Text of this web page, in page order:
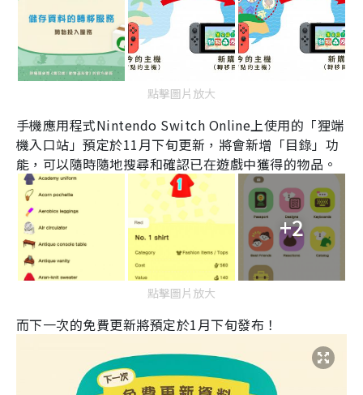
點擊圖片放大
手機應用程式Nintendo Switch Online 上使用的「狸端
機入口站」預定於11月下旬更新 ，將會新增「目錄」功
能，可以隨時隨地搜尋和確認已在遊戲中獲得的物品。
+2
點擊圖片放大
而下一次的免費更新將預定於1月下旬發布！